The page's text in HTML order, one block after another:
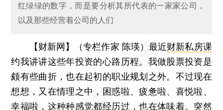
红绿绿的数字，而是要分析其所代表的一家家公司，
以及那些经营着公司的人们
【财新网】（专栏作家 陈瑛）最近财新私房课
约我讲讲这些年投资的心路历程。我做股票投资是
颇有些曲折，也在起初的职业规划之外。不过现在
想想，又在情理之中，困惑啦、疲惫啦、喜悦啦、
幸福啦，这种种感觉都经历过，也在体味着。突然